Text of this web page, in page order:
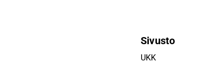
Sivusto
UKK